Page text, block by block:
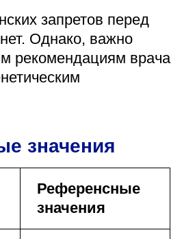
запретов перед
Однако, важно
рекомендациям врача
значения
Референсные
значения